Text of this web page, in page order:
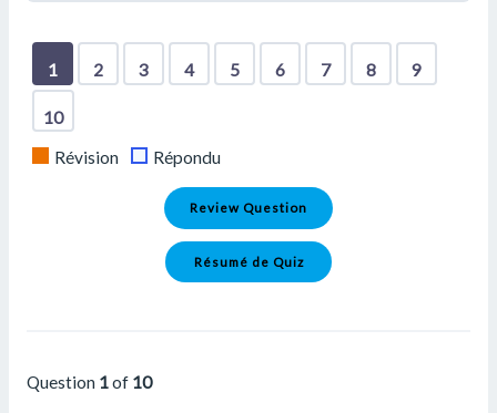
Show
Question
1
Show
Question
2
Show
Question
3
Show
Question
4
Show
Question
5
Show
Question
6
Show
Question
7
Show
Question
8
Show
Question
9
Show
Question
10
Révision Répondu
Question 1of 10